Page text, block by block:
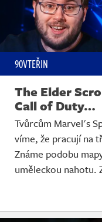
90VTEŘIN
The Elder
Call of Duty…
Tvůrcům Marvel's
víme, že pracují na
Známe podobu
uměleckou nahotu.